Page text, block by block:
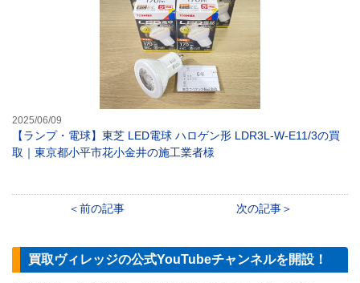
2025/06/09
【ランプ・電球】東芝 LED電球 ハロゲン形 LDR3L-W-E11/3の買
取｜東京都小平市花小金井の施工業者様
前の記事 次の記事
買取ヴィレッジの公式YouTubeチャンネルを開設！